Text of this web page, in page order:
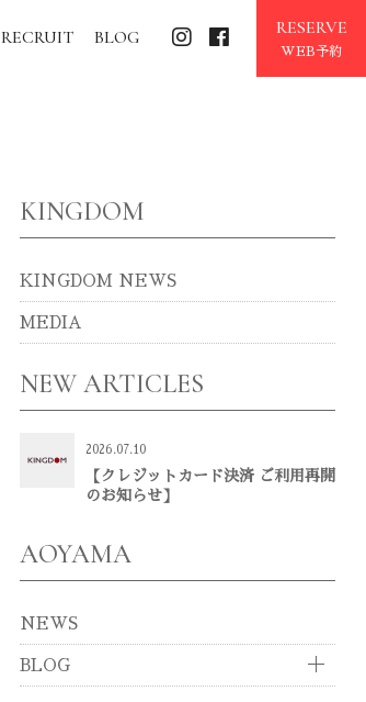
RECRUIT BLOG RESERVE
WEB予約
KINGDOM
KINGDOM NEWS
MEDIA
NEW ARTICLES
2026.07.10
【クレジットカード決済 ご利用再開
のお知らせ】
AOYAMA
NEWS
BLOG